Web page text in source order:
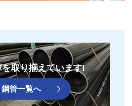
取り揃えています!
鋼管⼀覧へ